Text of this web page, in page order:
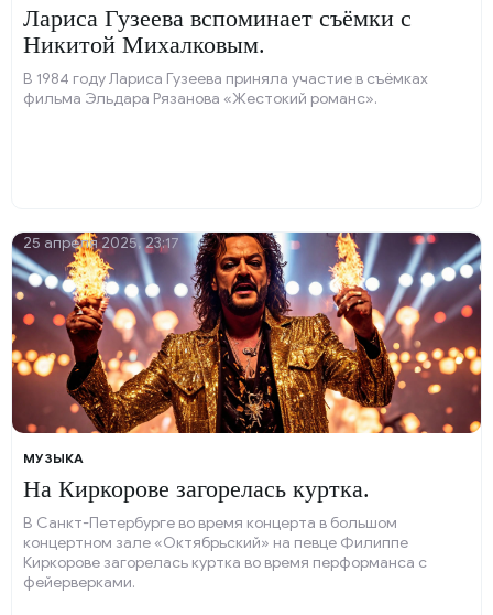
Лариса Гузеева вспоминает съёмки с
Никитой Михалковым.
В 1984 году Лариса Гузеева приняла участие в съёмках
фильма Эльдара Рязанова «Жестокий романс».
МУЗЫКА
На Киркорове загорелась куртка.
В Санкт-Петербурге во время концерта в большом
концертном зале «Октябрьский» на певце Филиппе
Киркорове загорелась куртка во время перформанса с
фейерверками.
25 апреля 2025, 23:17